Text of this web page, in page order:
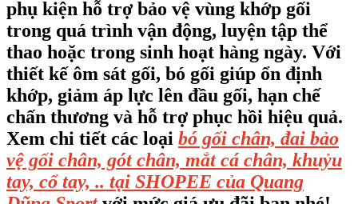
phụ kiện hỗ trợ bảo vệ vùng khớp gối
trong quá trình vận động, luyện tập thể
thao hoặc trong sinh hoạt hàng ngày. Với
thiết kế ôm sát gối, bó gối giúp ổn định
khớp, giảm áp lực lên đầu gối, hạn chế
chấn thương và hỗ trợ phục hồi hiệu quả.
Xem chi tiết các loại bó gối chân, đai bảo
vệ gối chân, gót chân, mắt cá chân, khuỷu
tay, cổ tay, .. tại SHOPEE của Quang